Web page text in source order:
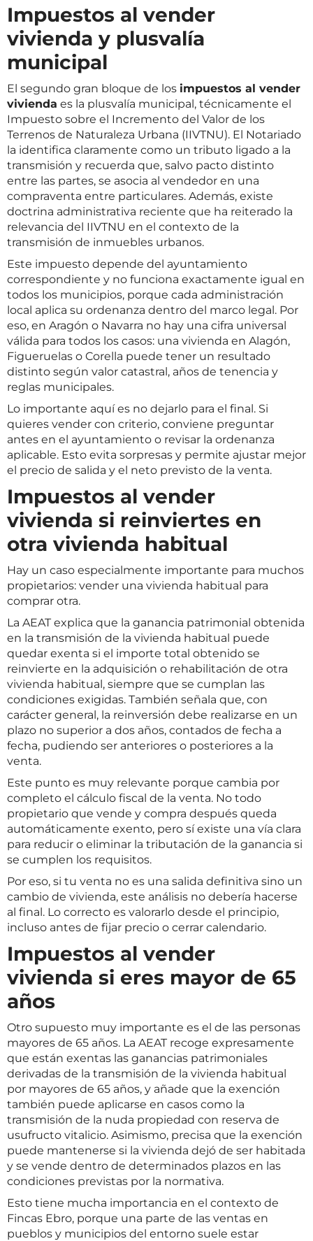
Impuestos al vender
vivienda y plusvalía
municipal
El segundo gran bloque de los impuestos al vender
vivienda es la plusvalía municipal, técnicamente el
Impuesto sobre el Incremento del Valor de los
Terrenos de Naturaleza Urbana (IIVTNU). El Notariado
la identifica claramente como un tributo ligado a la
transmisión y recuerda que, salvo pacto distinto
entre las partes, se asocia al vendedor en una
compraventa entre particulares. Además, existe
doctrina administrativa reciente que ha reiterado la
relevancia del IIVTNU en el contexto de la
transmisión de inmuebles urbanos.
Este impuesto depende del ayuntamiento
correspondiente y no funciona exactamente igual en
todos los municipios, porque cada administración
local aplica su ordenanza dentro del marco legal. Por
eso, en Aragón o Navarra no hay una cifra universal
válida para todos los casos: una vivienda en Alagón,
Figueruelas o Corella puede tener un resultado
distinto según valor catastral, años de tenencia y
reglas municipales.
Lo importante aquí es no dejarlo para el final. Si
quieres vender con criterio, conviene preguntar
antes en el ayuntamiento o revisar la ordenanza
aplicable. Esto evita sorpresas y permite ajustar mejor
el precio de salida y el neto previsto de la venta.
Impuestos al vender
vivienda si reinviertes en
otra vivienda habitual
Hay un caso especialmente importante para muchos
propietarios: vender una vivienda habitual para
comprar otra.
La AEAT explica que la ganancia patrimonial obtenida
en la transmisión de la vivienda habitual puede
quedar exenta si el importe total obtenido se
reinvierte en la adquisición o rehabilitación de otra
vivienda habitual, siempre que se cumplan las
condiciones exigidas. También señala que, con
carácter general, la reinversión debe realizarse en un
plazo no superior a dos años, contados de fecha a
fecha, pudiendo ser anteriores o posteriores a la
venta.
Este punto es muy relevante porque cambia por
completo el cálculo fiscal de la venta. No todo
propietario que vende y compra después queda
automáticamente exento, pero sí existe una vía clara
para reducir o eliminar la tributación de la ganancia si
se cumplen los requisitos.
Por eso, si tu venta no es una salida definitiva sino un
cambio de vivienda, este análisis no debería hacerse
al final. Lo correcto es valorarlo desde el principio,
incluso antes de fijar precio o cerrar calendario.
Impuestos al vender
vivienda si eres mayor de 65
años
Otro supuesto muy importante es el de las personas
mayores de 65 años. La AEAT recoge expresamente
que están exentas las ganancias patrimoniales
derivadas de la transmisión de la vivienda habitual
por mayores de 65 años, y añade que la exención
también puede aplicarse en casos como la
transmisión de la nuda propiedad con reserva de
usufructo vitalicio. Asimismo, precisa que la exención
puede mantenerse si la vivienda dejó de ser habitada
y se vende dentro de determinados plazos en las
condiciones previstas por la normativa.
Esto tiene mucha importancia en el contexto de
Fincas Ebro, porque una parte de las ventas en
pueblos y municipios del entorno suele estar